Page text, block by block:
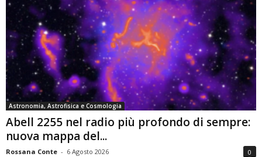
Astronomia, Astrofisica e Cosmologia
Abell 2255 nel radio più profondo di sempre:
nuova mappa del...
Rossana Conte - 6 Agosto 2026 0